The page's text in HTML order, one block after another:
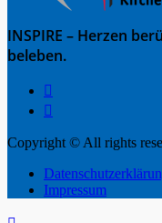
INSPIRE – Herzen
beleben.
Copyright © All rights
Impressum